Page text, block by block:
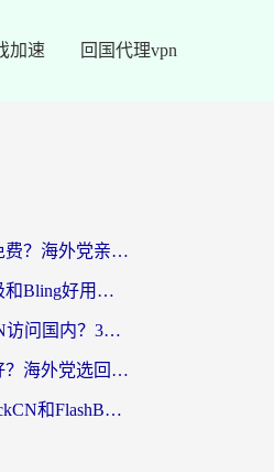
加速 回国代理vpn
如何翻墙到中国免费？海外党亲测：从踩坑到选对加速器的全攻略
海外党必看：云极和Bling好用吗？3分钟教你选对回国加速器
从澳门用什么VPN访问国内？3个实用标准帮你避开坑，无缝刷剧听歌
穿梭和银河哪个好？海外党选回国加速器的避坑指南，附番茄加速器实测体验
海外党必看：ChickCN和FlashBack好用吗？3招教你选对回国加速器（附云极、HomeCN、斧牛vs艾果对比）